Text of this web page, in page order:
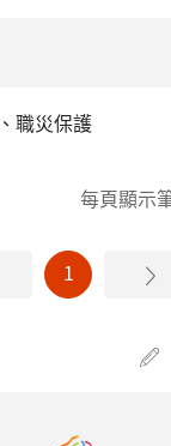
職災保護
每頁顯示
1